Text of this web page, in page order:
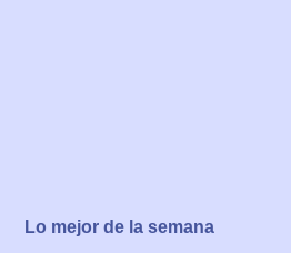
Lo mejor de la semana